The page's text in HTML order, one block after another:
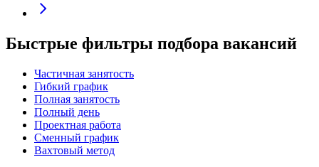
Быстрые фильтры подбора вакансий
Частичная занятость
Гибкий график
Полная занятость
Полный день
Проектная работа
Сменный график
Вахтовый метод